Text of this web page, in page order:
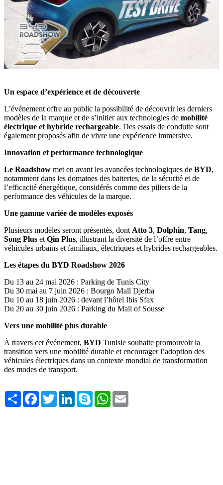
Un espace d’expérience et de découverte
L’événement offre au public la possibilité de découvrir les derniers
modèles de la marque et de s’initier aux technologies de mobilité
électrique et hybride rechargeable. Des essais de conduite sont
également proposés afin de vivre une expérience immersive.
Innovation et performance technologique
Le Roadshow met en avant les avancées technologiques de BYD,
notamment dans les domaines des batteries, de la sécurité et de
l’efficacité énergétique, considérés comme des piliers de la
performance des véhicules de la marque.
Une gamme variée de modèles exposés
Plusieurs modèles seront présentés, dont Atto 3, Dolphin, Tang,
Song Plus et Qin Plus, illustrant la diversité de l’offre entre
véhicules urbains et familiaux, électriques et hybrides rechargeables.
Les étapes du BYD Roadshow 2026
Du 13 au 24 mai 2026 : Parking de Tunis City
Du 30 mai au 7 juin 2026 : Bourgo Mall Djerba
Du 10 au 18 juin 2026 : devant l’hôtel Ibis Sfax
Du 20 au 30 juin 2026 : Parking du Mall of Sousse
Vers une mobilité plus durable
À travers cet événement, BYD Tunisie souhaite promouvoir la
transition vers une mobilité durable et encourager l’adoption des
véhicules électriques dans un contexte mondial de transformation
des modes de transport.
Share FacebookTwitterLinkedInSkype WhatsApp